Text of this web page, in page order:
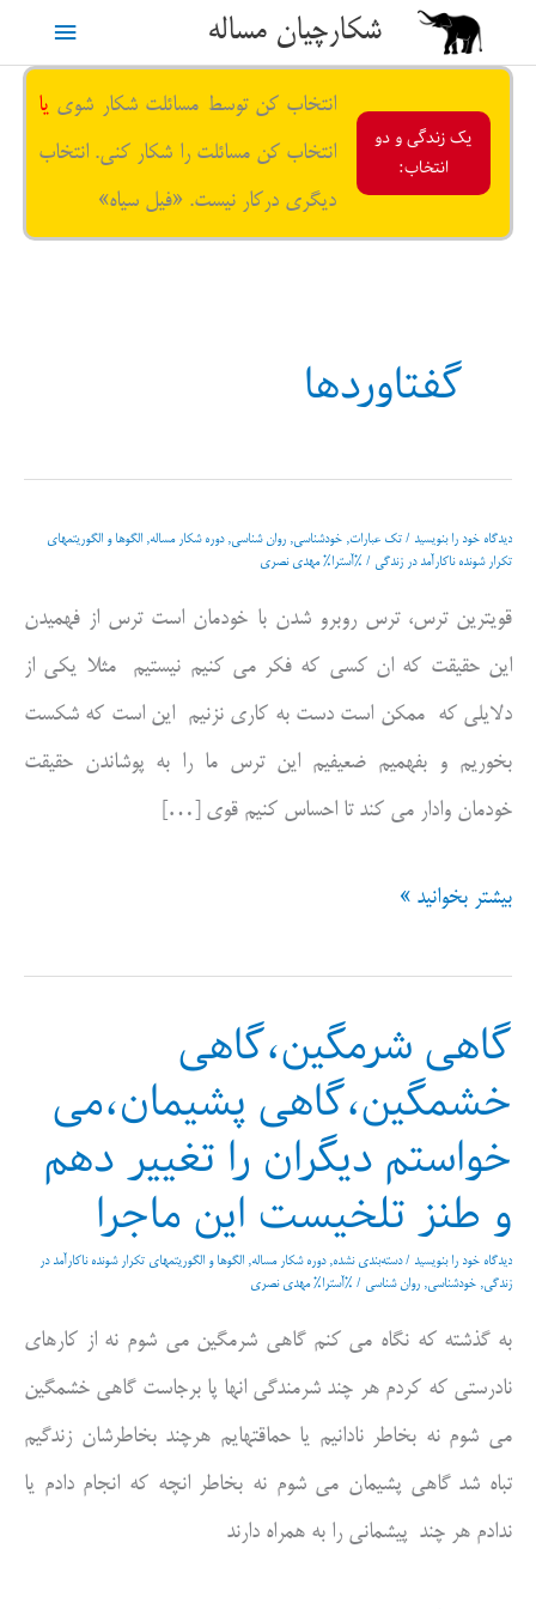
محتوا
شکارچیان مساله
فهرست
یک زندگی و دو
انتخاب:
انتخاب کن توسط مسائلت شکار شوی یا
انتخاب کن مسائلت را شکار کنی. انتخاب
دیگری درکار نیست. «فیل سیاه»
گفتاوردها
دیدگاه‌ خود را بنویسید / تک عبارات, خودشناسی, روان شناسی,دوره شکار مساله, الگوها و الگوریتمهای
تکرار شونده ناکارآمد در زندگی / %آسترا% مهدی نصری
قویترین ترس، ترس روبرو شدن با خودمان است ترس از فهمیدن
این حقیقت که ان کسی که فکر می کنیم نیستیم مثلا یکی از
دلایلی که ممکن است دست به کاری نزنیم این است که شکست
بخوریم و بفهمیم ضعیفیم این ترس ما را به پوشاندن حقیقت
خودمان وادار می کند تا احساس کنیم قوی […]
بیشتر بخوانید »
گاهی شرمگین،گاهی
خشمگین،گاهی پشیمان،می
خواستم دیگران را تغییر دهم
و طنز تلخیست این ماجرا
دیدگاه‌ خود را بنویسید /دسته‌بندی نشده,دوره شکار مساله, الگوها و الگوریتمهای تکرار شونده ناکارآمد در
زندگی, خودشناسی, روان شناسی / %آسترا% مهدی نصری
به گذشته که نگاه می کنم گاهی شرمگین می شوم نه از کارهای
نادرستی که کردم هر چند شرمندگی انها پا برجاست گاهی خشمگین
می شوم نه بخاطر نادانیم یا حماقتهایم هرچند بخاطرشان زندگیم
تباه شد گاهی پشیمان می شوم نه بخاطر انچه که انجام دادم یا
ندادم هر چند پیشمانی را به همراه دارند